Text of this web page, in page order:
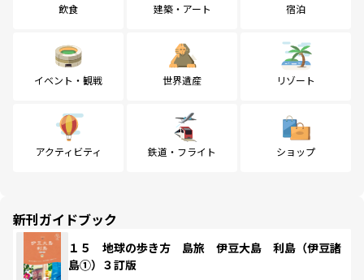
飲食 建築・アート 宿泊
イベント・観戦 世界遺産 リゾート
アクティビティ 鉄道・フライト ショップ
新刊ガイドブック
１５ 地球の歩き方 島旅 伊豆大島 利島（伊豆諸
島①）３訂版